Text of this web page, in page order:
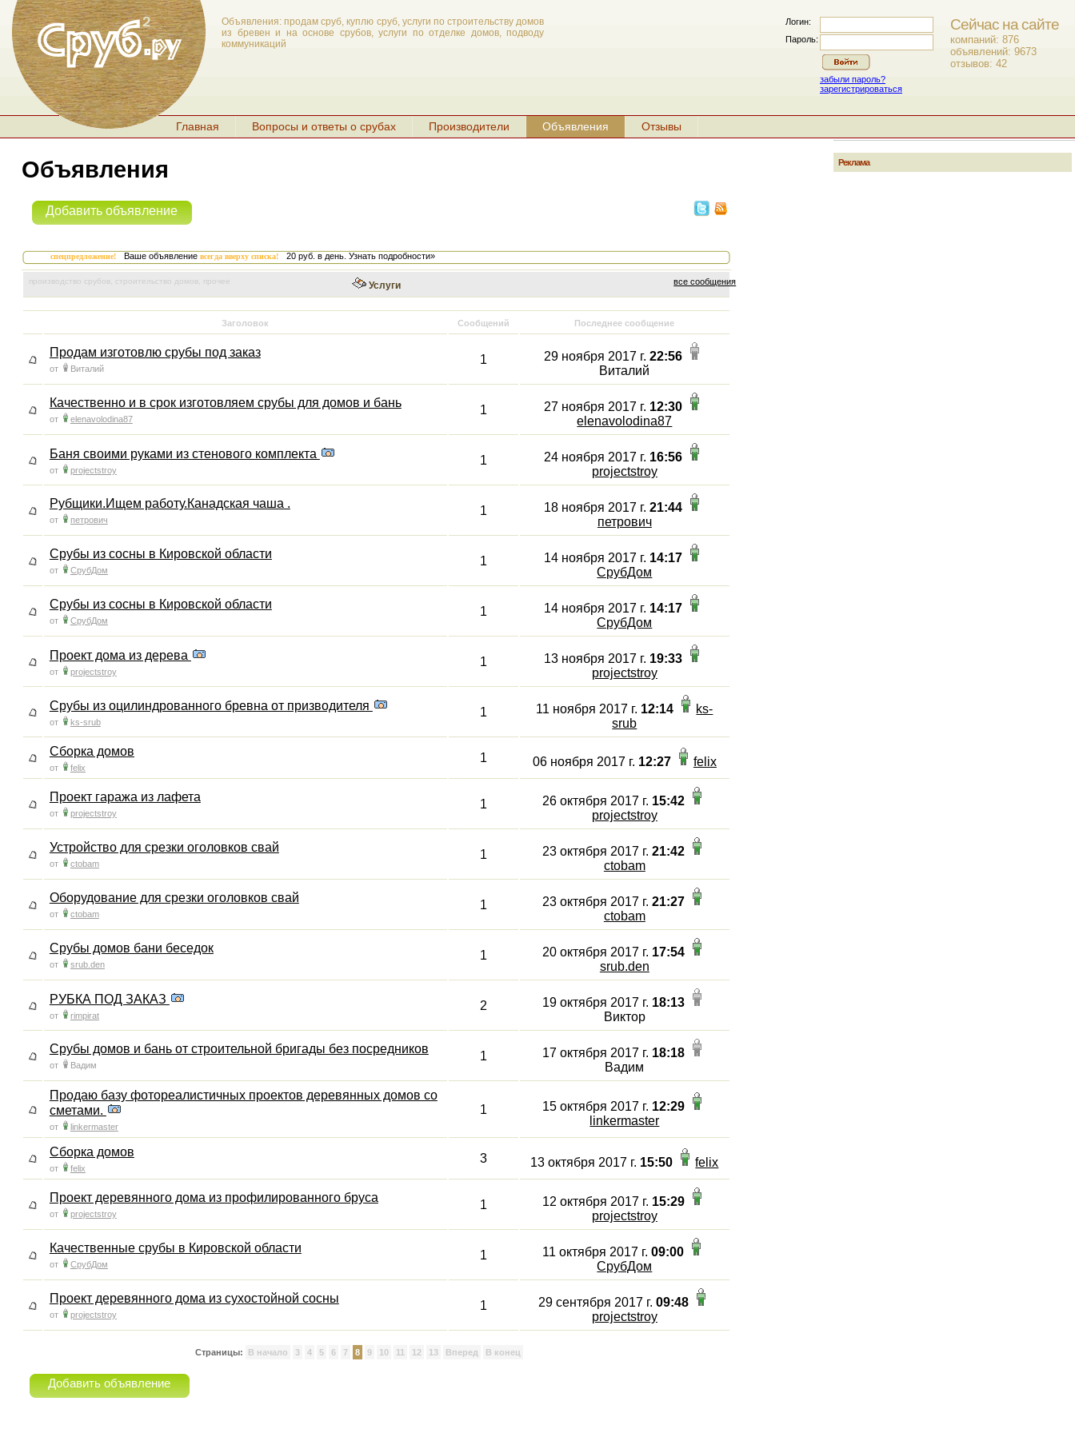
Главная Вопросы и ответы о срубах Производители Объявления Отзывы
Объявления: продам сруб, куплю сруб, услуги по строительству домов
из бревен и на основе срубов, услуги по отделке домов, подводу
коммуникаций
Сейчас на сайте
компаний: 876
объявлений: 9673
отзывов: 42
Логин:
Пароль:
забыли пароль?
зарегистрироваться
Объявления
Добавить объявление
спецпредложение! Ваше объявление всегда вверху списка! 20 руб. в день. Узнать подробности»
Услуги
производство срубов, строительство домов, прочее все сообщения
Заголовок Сообщений Последнее сообщение
Продам изготовлю срубы под заказ
от Виталий
1 29 ноября 2017 г.22:56
Виталий
Качественно и в срок изготовляем срубы для домов и бань
от elenavolodina87
1 27 ноября 2017 г. 12:30
elenavolodina87
Баня своими руками из стенового комплекта
от projectstroy
1 24 ноября 2017 г. 16:56
projectstroy
Рубщики.Ищем работу.Канадская чаша .
от петрович
1 18 ноября 2017 г.21:44
петрович
Срубы из сосны в Кировской области
от СрубДом
1 14 ноября 2017 г. 14:17
СрубДом
Срубы из сосны в Кировской области
от СрубДом
1 14 ноября 2017 г. 14:17
СрубДом
Проект дома из дерева
от projectstroy
1 13 ноября 2017 г. 19:33
projectstroy
Срубы из оцилиндрованного бревна от призводителя
от ks-srub
1 11 ноября 2017 г. 12:14
ks-
srub
Сборка домов
от felix
1 06 ноября 2017 г. 12:27 felix
Проект гаража из лафета
от projectstroy
1 26 октября 2017 г. 15:42
projectstroy
Устройство для срезки оголовков свай
от ctobam
1 23 октября 2017 г. 21:42
ctobam
Оборудование для срезки оголовков свай
от ctobam
1 23 октября 2017 г. 21:27
ctobam
Срубы домов бани беседок
от srub.den
1 20 октября 2017 г. 17:54
srub.den
РУБКА ПОД ЗАКАЗ
от rimpirat
2 19 октября 2017 г. 18:13
Виктор
Срубы домов и бань от строительной бригады без посредников
от Вадим
1 17 октября 2017 г. 18:18
Вадим
Продаю базу фотореалистичных проектов деревянных домов со
сметами.
от linkermaster
1 15 октября 2017 г. 12:29
linkermaster
Сборка домов
от felix
3 13 октября 2017 г. 15:50 felix
Проект деревянного дома из профилированного бруса
от projectstroy
1 12 октября 2017 г. 15:29
projectstroy
Качественные срубы в Кировской области
от СрубДом
1 11 октября 2017 г.09:00
СрубДом
Проект деревянного дома из сухостойной сосны
от projectstroy
1 29 сентября 2017 г. 09:48
projectstroy
Страницы: В начало 3 4 5 6 7 8 9 10 11 12 13 Вперед В конец
Добавить объявление
Реклама